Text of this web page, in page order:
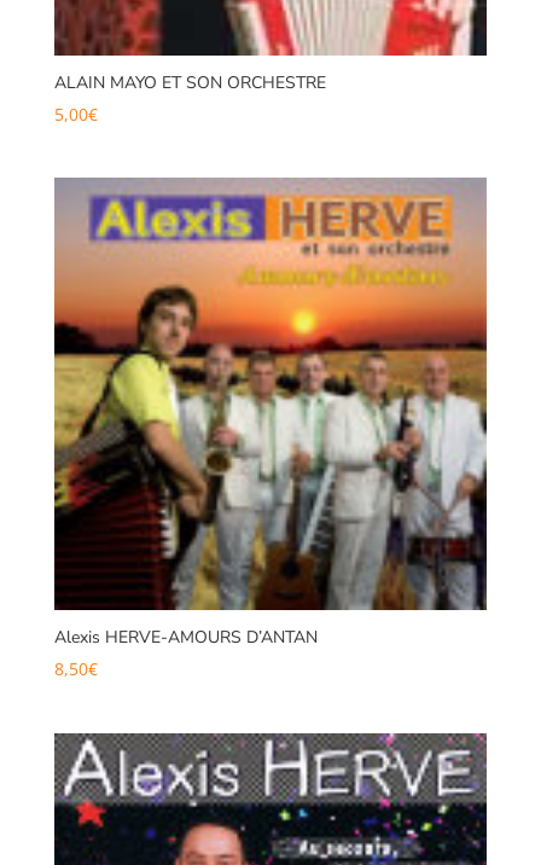
ALAIN MAYO ET SON ORCHESTRE
5,00€
Alexis HERVE-AMOURS D’ANTAN
8,50€